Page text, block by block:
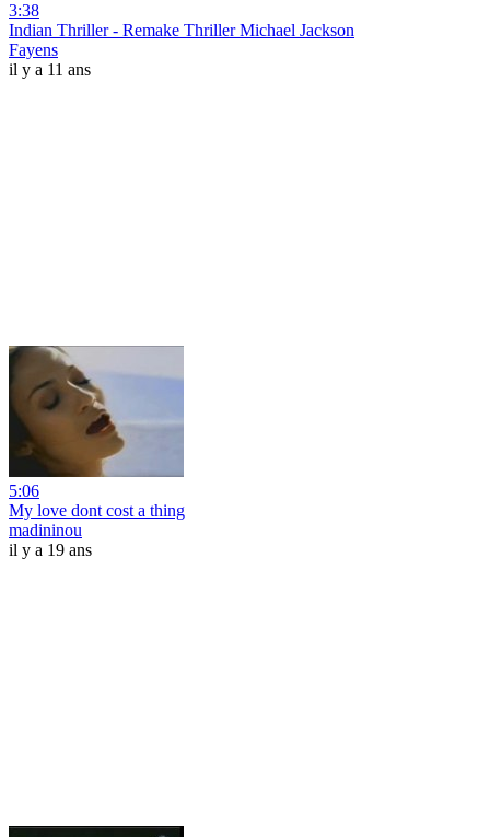
3:38
Indian Thriller - Remake Thriller Michael Jackson
Fayens
il y a 11 ans
5:06
My love dont cost a thing
madininou
il y a 19 ans